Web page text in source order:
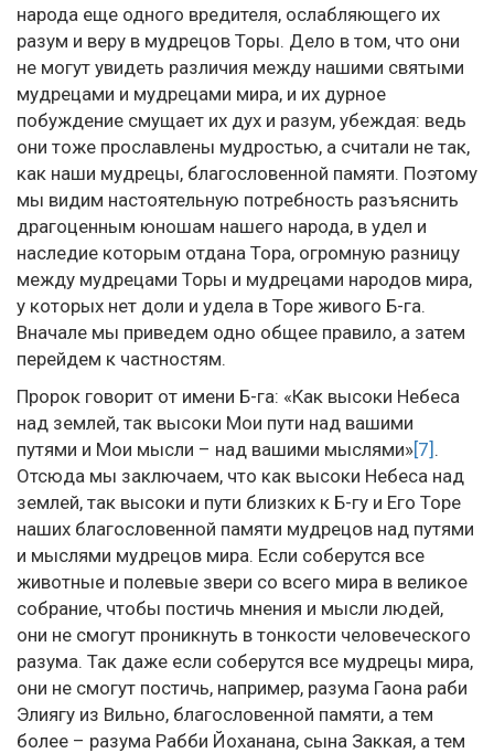
народа еще одного вредителя, ослабляющего их
разум и веру в мудрецов Торы. Дело в том, что они
не могут увидеть различия между нашими святыми
мудрецами и мудрецами мира, и их дурное
побуждение смущает их дух и разум, убеждая: ведь
они тоже прославлены мудростью, а считали не так,
как наши мудрецы, благословенной памяти. Поэтому
мы видим настоятельную потребность разъяснить
драгоценным юношам нашего народа, в удел и
наследие которым отдана Тора, огромную разницу
между мудрецами Торы и мудрецами народов мира,
у которых нет доли и удела в Торе живого Б-га.
Вначале мы приведем одно общее правило, а затем
перейдем к частностям.
Пророк говорит от имени Б-га: «Как высоки Небеса
над землей, так высоки Мои пути над вашими
путями и Мои мысли – над вашими мыслями»[7] .
Отсюда мы заключаем, что как высоки Небеса над
землей, так высоки и пути близких к Б-гу и Его Торе
наших благословенной памяти мудрецов над путями
и мыслями мудрецов мира. Если соберутся все
животные и полевые звери со всего мира в великое
собрание, чтобы постичь мнения и мысли людей,
они не смогут проникнуть в тонкости человеческого
разума. Так даже если соберутся все мудрецы мира,
они не смогут постичь, например, разума Гаона раби
Элиягу из Вильно, благословенной памяти, а тем
более – разума Рабби Йоханана, сына Заккая, а тем